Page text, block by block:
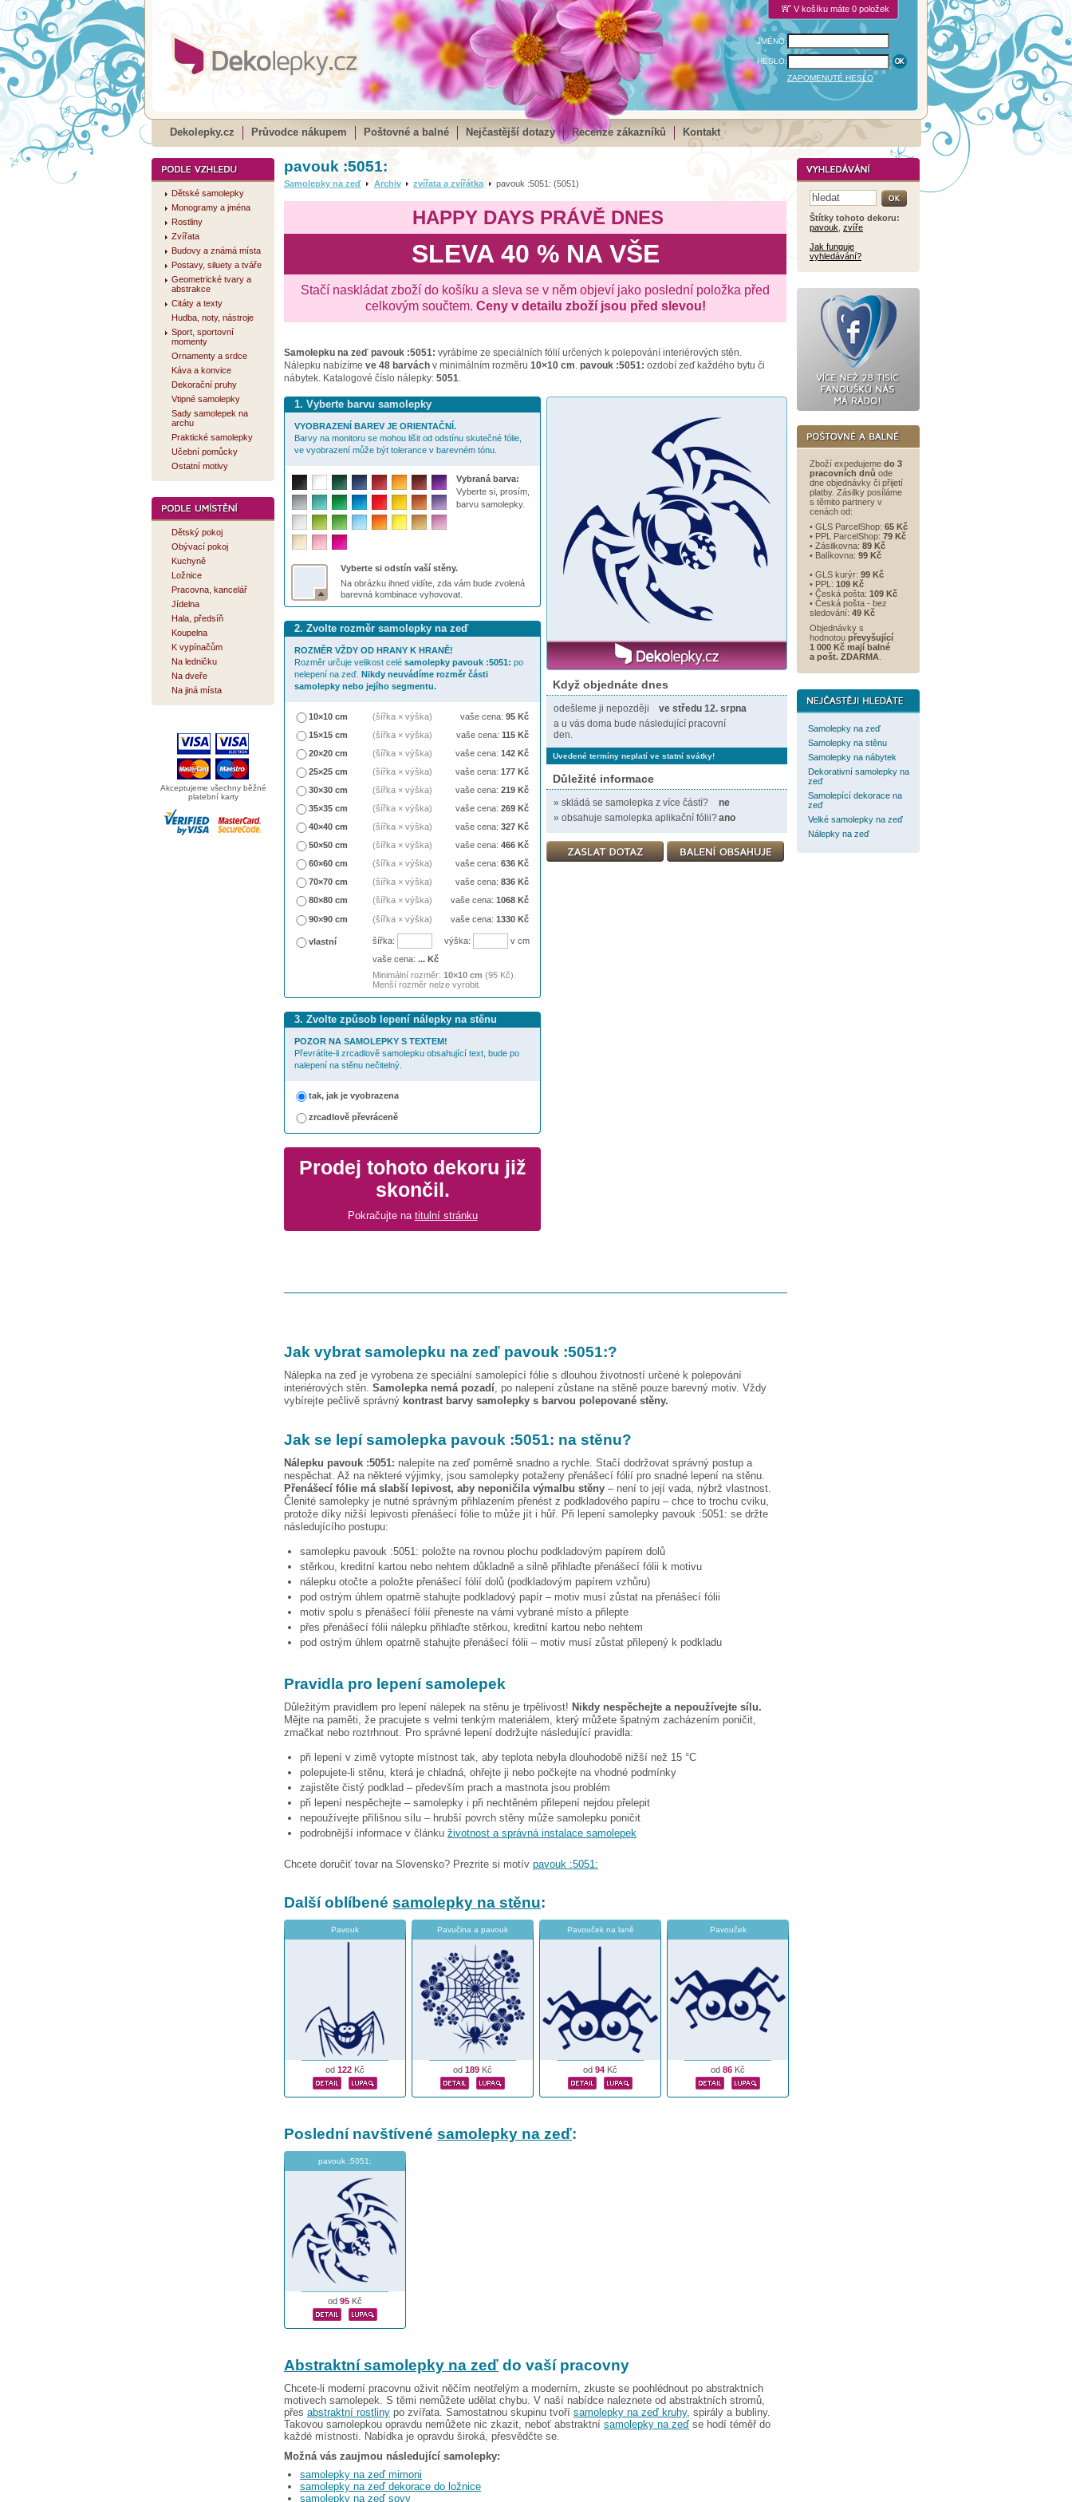
V košíku máte 0 položek
JMÉNO:
HESLO:
ZAPOMENUTÉ HESLO
Dekolepky.cz Průvodce nákupem Poštovné a balné Nejčastější dotazy Recenze zákazníků Kontakt
Dětské samolepky
Monogramy a jména
Rostliny
Zvířata
Budovy a známá místa
Postavy, siluety a tváře
Geometrické tvary a
abstrakce
Citáty a texty
Hudba, noty, nástroje
Sport, sportovní
momenty
Ornamenty a srdce
Káva a konvice
Dekorační pruhy
Vtipné samolepky
Sady samolepek na
archu
Praktické samolepky
Učební pomůcky
Ostatní motivy
Dětský pokoj
Obývací pokoj
Kuchyně
Ložnice
Pracovna, kancelář
Jídelna
Hala, předsíň
Koupelna
K vypínačům
Na ledničku
Na dveře
Na jiná místa
Akceptujeme všechny běžné
platební karty
pavouk :5051:
Samolepky na zeď Archiv zvířata a zvířátka pavouk :5051: (5051)
HAPPY DAYS PRÁVĚ DNES
SLEVA 40 % NA VŠE
Stačí naskládat zboží do košíku a sleva se v něm objeví jako poslední položka před
celkovým součtem. Ceny v detailu zboží jsou před slevou!
Samolepku na zeď pavouk :5051: vyrábíme ze speciálních fólií určených k polepování interiérových stěn.
Nálepku nabízíme ve 48 barvách v minimálním rozměru 10×10 cm. pavouk :5051: ozdobí zeď každého bytu či
nábytek. Katalogové číslo nálepky: 5051.
Když objednáte dnes
odešleme ji nepozději
ve středu 12. srpna
a u vás doma bude následující pracovní
den.
Uvedené termíny neplatí ve statní svátky!
Důležité informace
» skládá se samolepka z více částí?
ne
» obsahuje samolepka aplikační fólii?ano
1. Vyberte barvu samolepky
VYOBRAZENÍ BAREV JE ORIENTAČNÍ.
Barvy na monitoru se mohou lišit od odstínu skutečné fólie,
ve vyobrazení může být tolerance v barevném tónu.
Vybraná barva:
Vyberte si, prosím,
barvu samolepky.
Vyberte si odstín vaší stěny.
Na obrázku ihned vidíte, zda vám bude zvolená
barevná kombinace vyhovovat.
2. Zvolte rozměr samolepky na zeď
ROZMĚR VŽDY OD HRANY K HRANĚ!
Rozměr určuje velikost celé samolepky pavouk :5051: po
nelepení na zeď. Nikdy neuvádíme rozměr části
samolepky nebo jejího segmentu.
10×10 cm (šířka × výška) vaše cena: 95 Kč
15×15 cm
(šířka × výška) vaše cena: 115 Kč
20×20 cm
(šířka × výška) vaše cena: 142 Kč
25×25 cm
(šířka × výška) vaše cena: 177 Kč
30×30 cm
(šířka × výška) vaše cena: 219 Kč
35×35 cm
(šířka × výška) vaše cena: 269 Kč
40×40 cm
(šířka × výška) vaše cena: 327 Kč
50×50 cm
(šířka × výška) vaše cena: 466 Kč
60×60 cm
(šířka × výška) vaše cena: 636 Kč
70×70 cm
(šířka × výška) vaše cena: 836 Kč
80×80 cm
(šířka × výška) vaše cena: 1068 Kč
90×90 cm
(šířka × výška) vaše cena: 1330 Kč
vlastní šířka: výška:
v cm
vaše cena: ... Kč
Minimální rozměr: 10×10 cm (95 Kč).
Menší rozměr nelze vyrobit.
3. Zvolte způsob lepení nálepky na stěnu
POZOR NA SAMOLEPKY S TEXTEM!
Převrátíte-li zrcadlově samolepku obsahující text, bude po
nalepení na stěnu nečitelný.
tak, jak je vyobrazena
zrcadlově převráceně
Prodej tohoto dekoru již
skončil.
Pokračujte na titulní stránku
Jak vybrat samolepku na zeď pavouk :5051:?
Nálepka na zeď je vyrobena ze speciální samolepící fólie s dlouhou životností určené k polepování
interiérových stěn. Samolepka nemá pozadí , po nalepení zůstane na stěně pouze barevný motiv. Vždy
vybírejte pečlivě správný kontrast barvy samolepky s barvou polepované stěny.
Jak se lepí samolepka pavouk :5051: na stěnu?
Nálepku pavouk :5051: nalepíte na zeď poměrně snadno a rychle. Stačí dodržovat správný postup a
nespěchat. Až na některé výjimky, jsou samolepky potaženy přenášecí fólií pro snadné lepení na stěnu.
Přenášecí fólie má slabší lepivost, aby neponičila výmalbu stěny – není to její vada, nýbrž vlastnost.
Členité samolepky je nutné správným přihlazením přenést z podkladového papíru – chce to trochu cviku,
protože díky nižší lepivosti přenášecí fólie to může jít i hůř. Při lepení samolepky pavouk :5051: se držte
následujícího postupu:
samolepku pavouk :5051: položte na rovnou plochu podkladovým papírem dolů
stěrkou, kreditní kartou nebo nehtem důkladně a silně přihlaďte přenášecí fólii k motivu
nálepku otočte a položte přenášecí fólií dolů (podkladovým papírem vzhůru)
pod ostrým úhlem opatrně stahujte podkladový papír – motiv musí zůstat na přenášecí fólii
motiv spolu s přenášecí fólií přeneste na vámi vybrané místo a přilepte
přes přenášecí fólii nálepku přihlaďte stěrkou, kreditní kartou nebo nehtem
pod ostrým úhlem opatrně stahujte přenášecí fólii – motiv musí zůstat přilepený k podkladu
Pravidla pro lepení samolepek
Důležitým pravidlem pro lepení nálepek na stěnu je trpělivost! Nikdy nespěchejte a nepoužívejte sílu.
Mějte na paměti, že pracujete s velmi tenkým materiálem, který můžete špatným zacházením poničit,
zmačkat nebo roztrhnout. Pro správné lepení dodržujte následující pravidla:
při lepení v zimě vytopte místnost tak, aby teplota nebyla dlouhodobě nižší než 15 °C
polepujete-li stěnu, která je chladná, ohřejte ji nebo počkejte na vhodné podmínky
zajistěte čistý podklad – především prach a mastnota jsou problém
při lepení nespěchejte – samolepky i při nechtěném přilepení nejdou přelepit
nepoužívejte přílišnou sílu – hrubší povrch stěny může samolepku poničit
podrobnější informace v článku životnost a správná instalace samolepek
Chcete doručiť tovar na Slovensko? Prezrite si motív pavouk :5051:
Další oblíbené samolepky na stěnu:
Pavouk
od 122 Kč
Pavučina a pavouk
od 189 Kč
Pavouček na laně
od 94 Kč
Pavouček
od 86 Kč
Poslední navštívené samolepky na zeď:
pavouk :5051:
od 95 Kč
Abstraktní samolepky na zeď do vaší pracovny
Chcete-li moderní pracovnu oživit něčím neotřelým a moderním, zkuste se poohlédnout po abstraktních
motivech samolepek. S těmi nemůžete udělat chybu. V naší nabídce naleznete od abstraktních stromů,
přes abstraktní rostliny po zvířata. Samostatnou skupinu tvoří samolepky na zeď kruhy, spirály a bubliny.
Takovou samolepkou opravdu nemůžete nic zkazit, neboť abstraktní samolepky na zeďse hodí téměř do
každé místnosti. Nabídka je opravdu široká, přesvědčte se.
Možná vás zaujmou následující samolepky:
samolepky na zeď mimoni
samolepky na zeď dekorace do ložnice
samolepky na zeď sovy
Štítky tohoto dekoru:
pavouk zvíře
Jak funguje
vyhledávání?
Zboží expedujeme do 3
pracovních dnů ode
dne objednávky či přijetí
platby. Zásilky posíláme
s těmito partnery v
cenách od:
• GLS ParcelShop: 65 Kč
• PPL ParcelShop: 79 Kč
• Zásilkovna: 89 Kč
• Balíkovna: 99 Kč
• GLS kurýr: 99 Kč
• PPL: 109 Kč
• Česká pošta: 109 Kč
• Česká pošta - bez
sledování: 49 Kč
Objednávky s
hodnotou převyšující
1 000 Kč mají balné
a pošt. ZDARMA
Samolepky na zeď
Samolepky na stěnu
Samolepky na nábytek
Dekorativní samolepky na
zeď
Samolepící dekorace na
zeď
Velké samolepky na zeď
Nálepky na zeď